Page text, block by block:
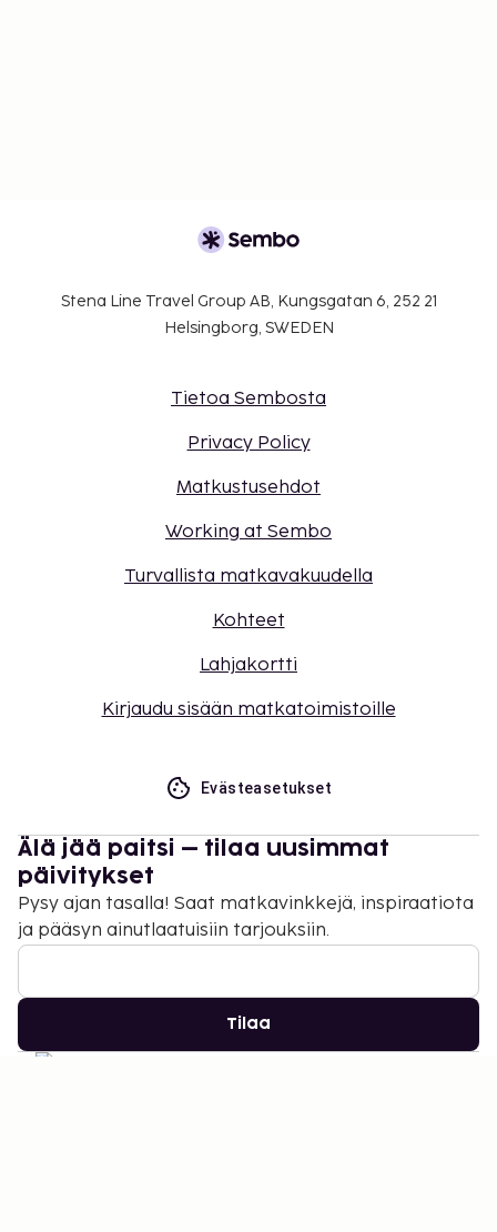
Stena Line Travel Group AB, Kungsgatan 6, 252 21
Helsingborg, SWEDEN
Tietoa Sembosta
Privacy Policy
Matkustusehdot
Working at Sembo
Turvallista matkavakuudella
Kohteet
Lahjakortti
Kirjaudu sisään matkatoimistoille
Evästeasetukset
Älä jää paitsi – tilaa uusimmat
päivitykset
Pysy ajan tasalla! Saat matkavinkkejä, inspiraatiota
ja pääsyn ainutlaatuisiin tarjouksiin.
Tilaa